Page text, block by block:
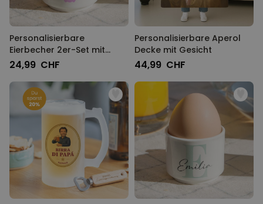
Personalisierbare
Eierbecher 2er-Set mit
Symbol und Name
24,99 CHF
Personalisierbare Aperol
Decke mit Gesicht
44,99 CHF